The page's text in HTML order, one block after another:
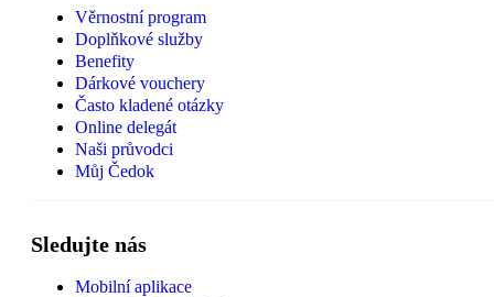
Věrnostní program
Doplňkové služby
Benefity
Dárkové vouchery
Často kladené otázky
Online delegát
Naši průvodci
Můj Čedok
Sledujte nás
Mobilní aplikace